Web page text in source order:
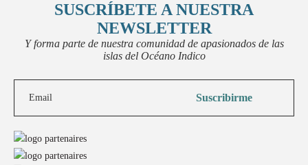
SUSCRÍBETE A NUESTRA
NEWSLETTER
Y forma parte de nuestra comunidad de apasionados de las
islas del Océano Indico